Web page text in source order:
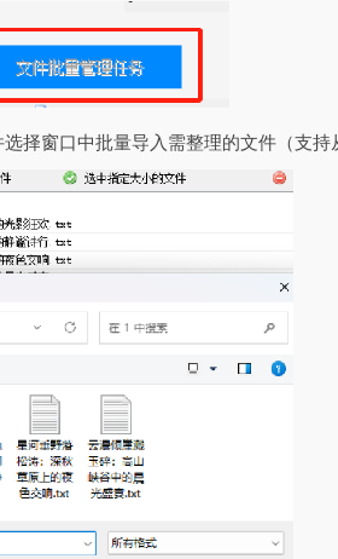
择窗口中批量导入需整理的文件（支持